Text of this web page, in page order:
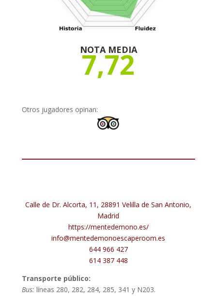
NOTA MEDIA
7,72
Otros jugadores opinan:
Calle de Dr. Alcorta, 11, 28891 Velilla de San Antonio,
Madrid
https://mentedemono.es/
info@mentedemonoescaperoom.es
644 966 427
614 387 448
Transporte público:
Bus: líneas 280, 282, 284, 285, 341 y N203.